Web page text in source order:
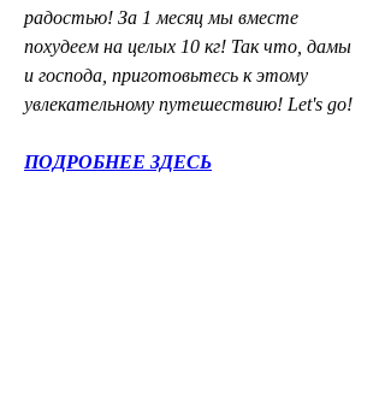
радостью! За 1 месяц мы вместе
похудеем на целых 10 кг! Так что, дамы
и господа, приготовьтесь к этому
увлекательному путешествию! Let's go!
ПОДРОБНЕЕ ЗДЕСЬ